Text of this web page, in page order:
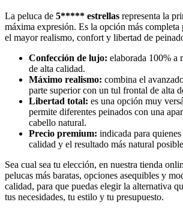
La peluca de 5***** estrellas representa la
máxima expresión. Es la opción más completa
el mayor realismo, confort y libertad de
Confección de lujo: elaborada 100% a
de alta calidad.
Máximo realismo: combina el
parte superior con un tul frontal de alta
Libertad total: es una opción muy
permite diferentes peinados con una
cabello natural.
Precio premium: indicada para
calidad y el resultado más natural
Sea cual sea tu elección, en nuestra tienda
pelucas más baratas, opciones asequibles y
calidad, para que puedas elegir la alternativa
tus necesidades, tu estilo y tu presupuesto.